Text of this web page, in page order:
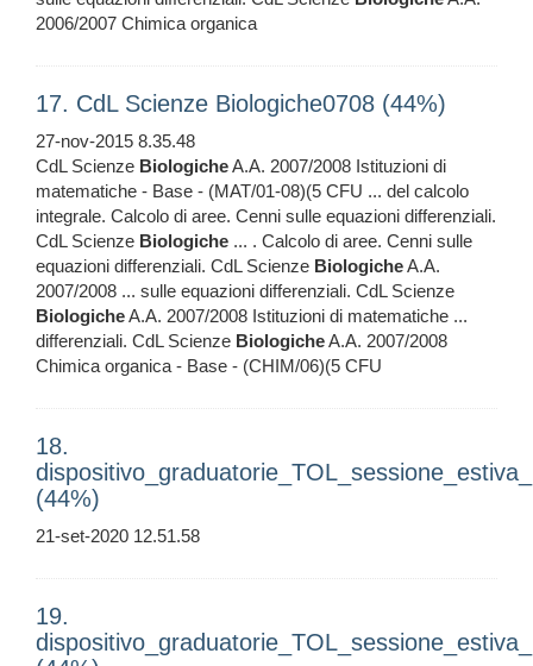
2006/2007 Chimica organica
17. CdL Scienze Biologiche0708 (44%)
27-nov-2015 8.35.48
CdL Scienze BiologicheA.A. 2007/2008 Istituzioni di
matematiche - Base - (MAT/01-08)(5 CFU ... del calcolo
integrale. Calcolo di aree. Cenni sulle equazioni differenziali.
CdL Scienze Biologiche ... . Calcolo di aree. Cenni sulle
equazioni differenziali. CdL Scienze BiologicheA.A.
2007/2008 ... sulle equazioni differenziali. CdL Scienze
BiologicheA.A. 2007/2008 Istituzioni di matematiche ...
differenziali. CdL Scienze BiologicheA.A. 2007/2008
Chimica organica - Base - (CHIM/06)(5 CFU
18.
(44%)
21-set-2020 12.51.58
19.